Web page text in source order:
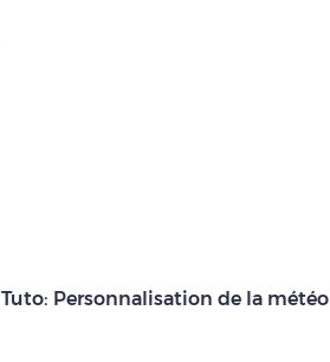
Tuto: Personnalisation de la météo